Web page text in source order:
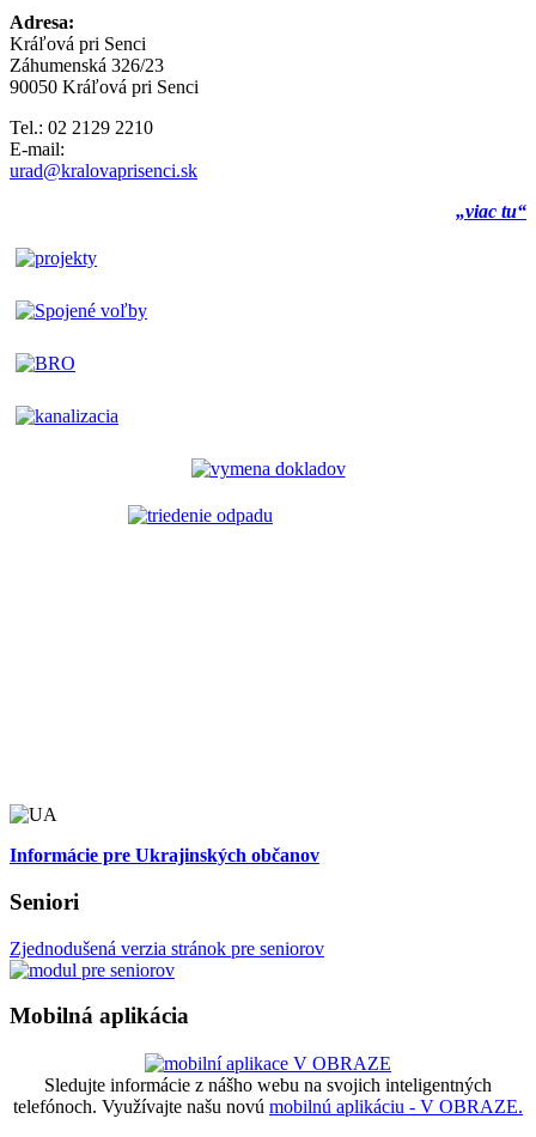
Adresa:
Kráľová pri Senci
Záhumenská 326/23
90050 Kráľová pri Senci
Tel.: 02 2129 2210
E-mail:
urad@kralovaprisenci.sk
„viac tu“
Informácie pre Ukrajinských občanov
Seniori
Zjednodušená verzia stránok pre seniorov
Mobilná aplikácia
Sledujte informácie z nášho webu na svojich inteligentných
telefónoch. Využívajte našu novú mobilnú aplikáciu - V OBRAZE.